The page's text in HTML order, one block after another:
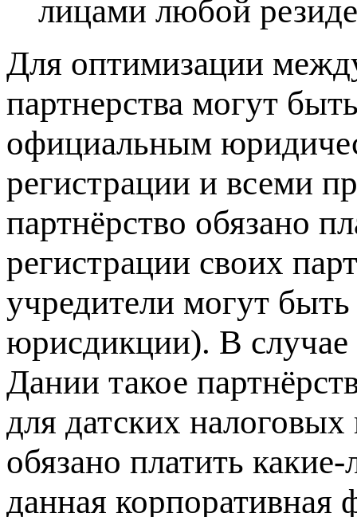
лицами любой
Для оптимизации
партнерства могут
официальным
регистрации и всеми
партнёрство обязано
регистрации своих
учредители могут
юрисдикции). В случае
Дании такое
для датских
обязано платить
данная корпоративная